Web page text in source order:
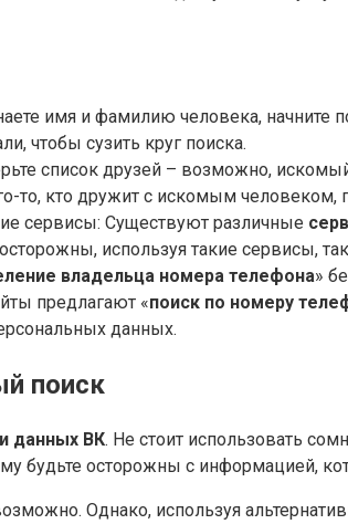
имя и фамилию человека, начните
чтобы сузить круг поиска.
список друзей – возможно,
то, кто дружит с искомым человеком,
сервисы: Существуют различные
используя такие сервисы,
владельца номера телефона»
предлагают «поиск по номеру
данных.
поиск
данных ВК. Не стоит использовать
будьте осторожны с информацией,
Однако, используя